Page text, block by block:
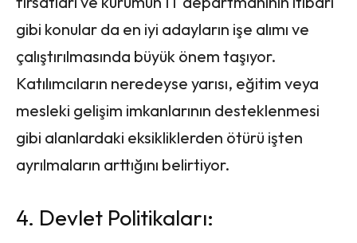
gibi konular da en iyi adayların işe alımı ve
çalıştırılmasında büyük önem taşıyor.
Katılımcıların neredeyse yarısı, eğitim veya
mesleki gelişim imkanlarının desteklenmesi
gibi alanlardaki eksikliklerden ötürü işten
ayrılmaların arttığını belirtiyor.
4. Devlet Politikaları: